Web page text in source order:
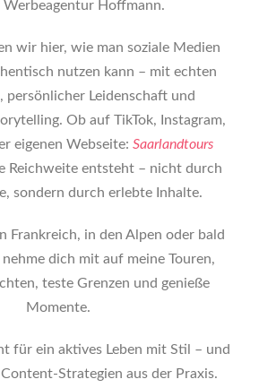
Werbeagentur Hoffmann.
wir hier, wie man soziale Medien
nutzen kann – mit echten
persönlicher Leidenschaft und
Ob auf TikTok, Instagram,
eigenen Webseite: Saarlandtours
Reichweite entsteht – nicht durch
sondern durch erlebte Inhalte.
Frankreich, in den Alpen oder bald
dich mit auf meine Touren,
teste Grenzen und genieße
Momente.
für ein aktives Leben mit Stil – und
Strategien aus der Praxis.